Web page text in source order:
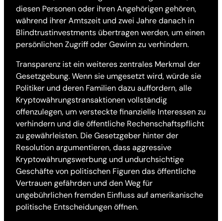
diesen Personen oder ihren Angehörigen gehören,
während ihrer Amtszeit und zwei Jahre danach in
Blindtrustinvestments übertragen werden, um einen
persönlichen Zugriff oder Gewinn zu verhindern.
Transparenz ist ein weiteres zentrales Merkmal der
Gesetzgebung. Wenn sie umgesetzt wird, würde sie
Politiker und deren Familien dazu auffordern, alle
Kryptowährungstransaktionen vollständig
offenzulegen, um versteckte finanzielle Interessen zu
verhindern und die öffentliche Rechenschaftspflicht
zu gewährleisten. Die Gesetzgeber hinter der
Resolution argumentieren, dass aggressive
Kryptowährungswerbung und undurchsichtige
Geschäfte von politischen Figuren das öffentliche
Vertrauen gefährden und den Weg für
ungebührlichen fremden Einfluss auf amerikanische
politische Entscheidungen öffnen.